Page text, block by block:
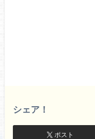
シェア！
ポスト